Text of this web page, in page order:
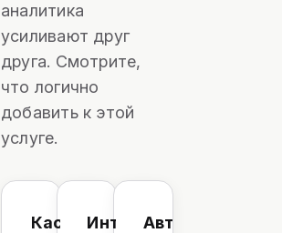
аналитика
усиливают друг
друга. Смотрите,
что логично
добавить к этой
услуге.
КастомнаяИнтеграцииАвтоматизация